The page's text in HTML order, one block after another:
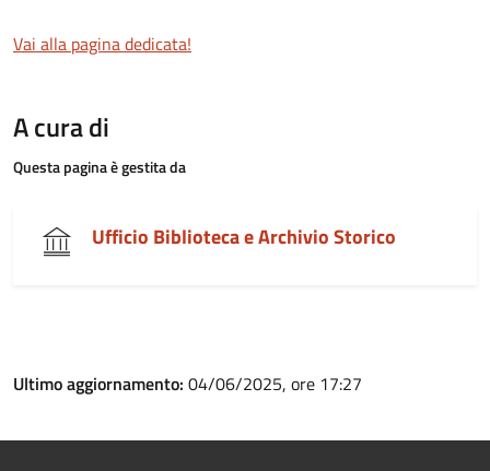
Vai alla pagina dedicata!
A cura di
Questa pagina è gestita da
Ufficio Biblioteca e Archivio Storico
Ultimo aggiornamento: 04/06/2025, ore 17:27